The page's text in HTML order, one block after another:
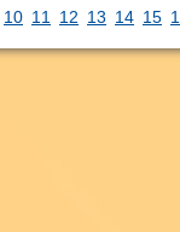
10 11 12 13 14 15